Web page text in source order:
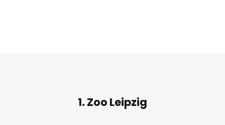
1. Zoo Leipzig